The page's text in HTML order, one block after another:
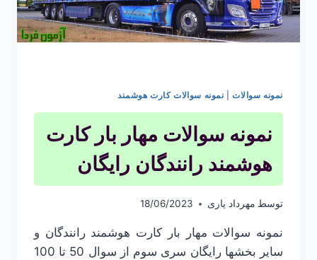
نمونه سوالات| نمونه سوالات کارت هوشمند
نمونه سوالات مهار بار کارت
هوشمند رانندگان رایگان
توسط مهرداد یاری 18/06/2023
نمونه سوالات مهار بار کارت هوشمند رانندگان و
سایر بخشها رایگان سری سوم از سوال 50 تا 100